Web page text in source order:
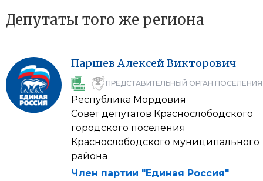
Депутаты того же региона
Паршев АлексейВикторович
ПРЕДСТАВИТЕЛЬНЫЙ ОРГАН ПОСЕЛЕНИЯ
Республика Мордовия
Совет депутатов Краснослободского
городского поселения
Краснослободского муниципального
района
Член партии "Единая Россия"